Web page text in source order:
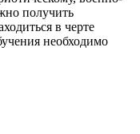
получить
в черте
необходимо